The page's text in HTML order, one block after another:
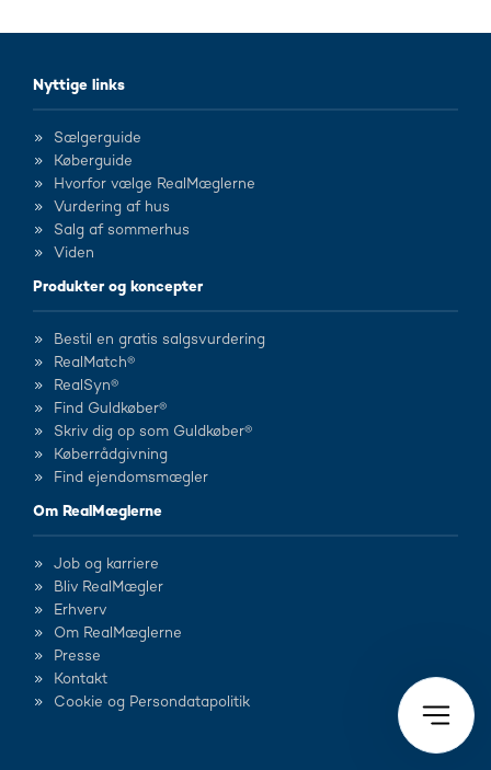
Nyttige links
Sælgerguide
Køberguide
Hvorfor vælge RealMæglerne
Vurdering af hus
Salg af sommerhus
Viden
Produkter og koncepter
Bestil en gratis salgsvurdering
RealMatch®
RealSyn®
Find Guldkøber®
Skriv dig op som Guldkøber®
Køberrådgivning
Find ejendomsmægler
Om RealMæglerne
Job og karriere
Bliv RealMægler
Erhverv
Om RealMæglerne
Presse
Kontakt
Cookie og Persondatapolitik